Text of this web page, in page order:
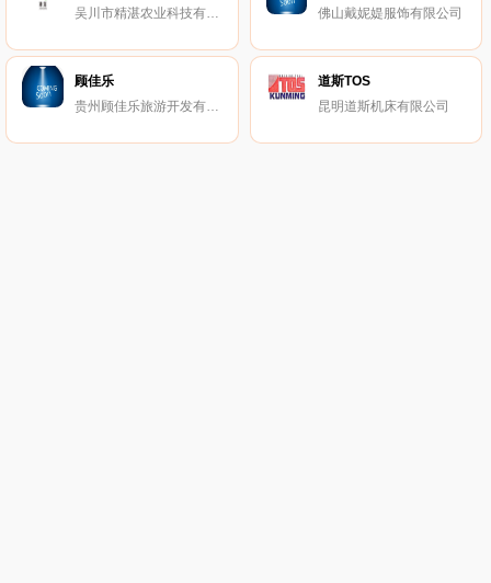
吴川市精湛农业科技有限公司
佛山戴妮媞服饰有限公司
顾佳乐
贵州顾佳乐旅游开发有限公司
道斯TOS
昆明道斯机床有限公司